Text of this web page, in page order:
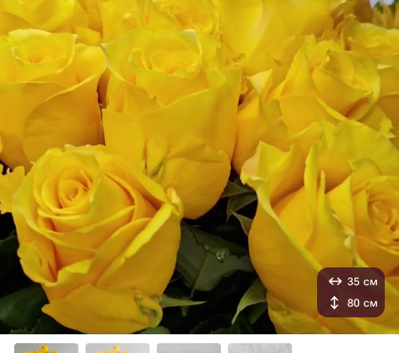
35 см
80 см